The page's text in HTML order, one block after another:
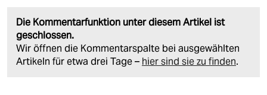
Die Kommentarfunktion unter diesem Artikel ist
geschlossen.
Wir öffnen die Kommentarspalte bei ausgewählten
Artikeln für etwa drei Tage – hier sind sie zu finden.